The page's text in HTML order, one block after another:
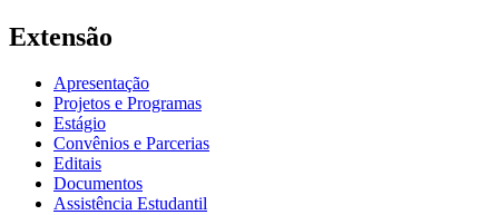
Extensão
Apresentação
Projetos e Programas
Estágio
Convênios e Parcerias
Editais
Documentos
Assistência Estudantil